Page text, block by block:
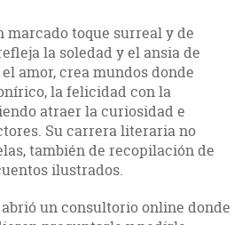
marcado toque surreal y de
la soledad y el ansia de
amor, crea mundos donde
la felicidad con la
atraer la curiosidad e
Su carrera literaria no
también de recopilación de
ilustrados.
abrió un consultorio online donde